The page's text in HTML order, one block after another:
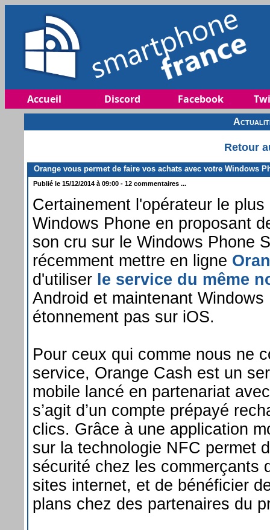
Accueil Discord Facebook
Retour
Orange vous permet de faire vos achats avec votre Windows
Publié le 15/12/2014 à 09:00 - 12 commentaires ...
Certainement l'opérateur le
Windows Phone en proposant
son cru sur le Windows Phone
récemment mettre en ligne
d'utiliser le service du même
Android et maintenant Windows
étonnement pas sur iOS.
Pour ceux qui comme nous ne
service, Orange Cash est un
mobile lancé en partenariat
s’agit d’un compte prépayé
clics. Grâce à une application
sur la technologie NFC permet
sécurité chez les commerçants
sites internet, et de bénéficier
plans chez des partenaires du